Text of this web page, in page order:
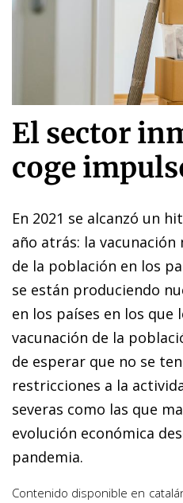
El sector
coge
En 2021 se alcanzó un
año atrás: la
de la población en los
se están produciendo
en los países en los que
vacunación de la
de esperar que no se
restricciones a la
severas como las que
evolución económica
pandemia.
Contenido disponible en